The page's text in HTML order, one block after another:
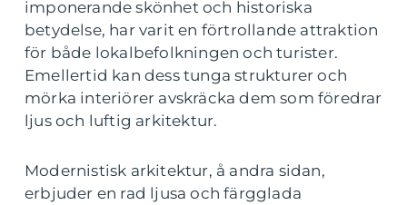
imponerande skönhet och historiska
betydelse, har varit en förtrollande attraktion
för både lokalbefolkningen och turister.
Emellertid kan dess tunga strukturer och
mörka interiörer avskräcka dem som föredrar
ljus och luftig arkitektur.
Modernistisk arkitektur, å andra sidan,
erbjuder en rad ljusa och färgglada